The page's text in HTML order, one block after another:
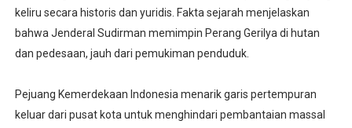
keliru secara historis dan yuridis. Fakta sejarah menjelaskan
bahwa Jenderal Sudirman memimpin Perang Gerilya di hutan
dan pedesaan, jauh dari pemukiman penduduk.
Pejuang Kemerdekaan Indonesia menarik garis pertempuran
keluar dari pusat kota untuk menghindari pembantaian massal